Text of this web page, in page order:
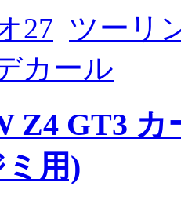
27 ツーリ
カール
Z4 GT3 カ
用)